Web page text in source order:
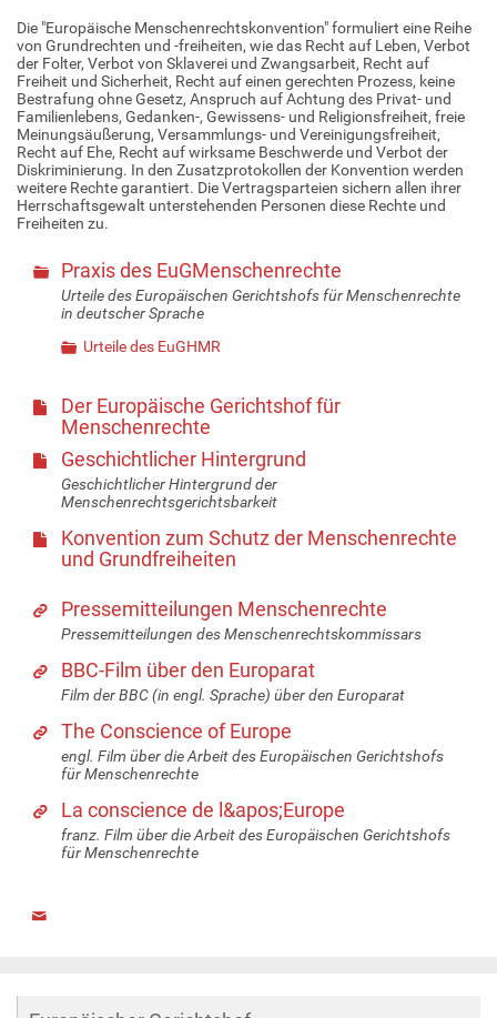
Die "Europäische Menschenrechtskonvention" formuliert eine Reihe
von Grundrechten und -freiheiten, wie das Recht auf Leben, Verbot
der Folter, Verbot von Sklaverei und Zwangsarbeit, Recht auf
Freiheit und Sicherheit, Recht auf einen gerechten Prozess, keine
Bestrafung ohne Gesetz, Anspruch auf Achtung des Privat- und
Familienlebens, Gedanken-, Gewissens- und Religionsfreiheit, freie
Meinungsäußerung, Versammlungs- und Vereinigungsfreiheit,
Recht auf Ehe, Recht auf wirksame Beschwerde und Verbot der
Diskriminierung. In den Zusatzprotokollen der Konvention werden
weitere Rechte garantiert. Die Vertragsparteien sichern allen ihrer
Herrschaftsgewalt unterstehenden Personen diese Rechte und
Freiheiten zu.
Praxis des EuGMenschenrechte
Urteile des Europäischen Gerichtshofs für Menschenrechte
in deutscher Sprache
Urteile des EuGHMR
Der Europäische Gerichtshof für
Menschenrechte
Geschichtlicher Hintergrund
Geschichtlicher Hintergrund der
Menschenrechtsgerichtsbarkeit
Konvention zum Schutz der Menschenrechte
und Grundfreiheiten
Pressemitteilungen Menschenrechte
Pressemitteilungen des Menschenrechtskommissars
BBC-Film über den Europarat
Film der BBC (in engl. Sprache) über den Europarat
The Conscience of Europe
engl. Film über die Arbeit des Europäischen Gerichtshofs
für Menschenrechte
La conscience de l&apos;Europe
franz. Film über die Arbeit des Europäischen Gerichtshofs
für Menschenrechte